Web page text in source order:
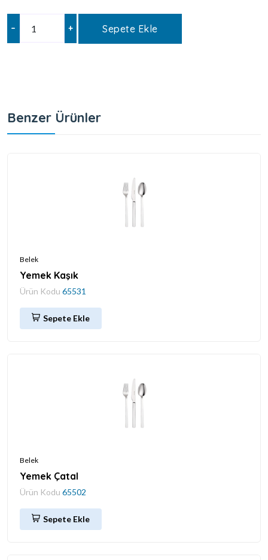
– + Sepete Ekle
Benzer Ürünler
Belek
Yemek Kaşık
Ürün Kodu 65531
Sepete Ekle
Belek
Yemek Çatal
Ürün Kodu 65502
Sepete Ekle